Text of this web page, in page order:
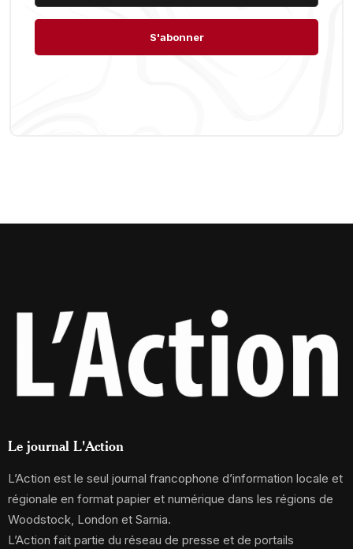
Le journal L'Action
L’Action est le seul journal francophone d’information locale et
régionale en format papier et numérique dans les régions de
Woodstock, London et Sarnia.
L’Action fait partie du réseau de presse et de portails